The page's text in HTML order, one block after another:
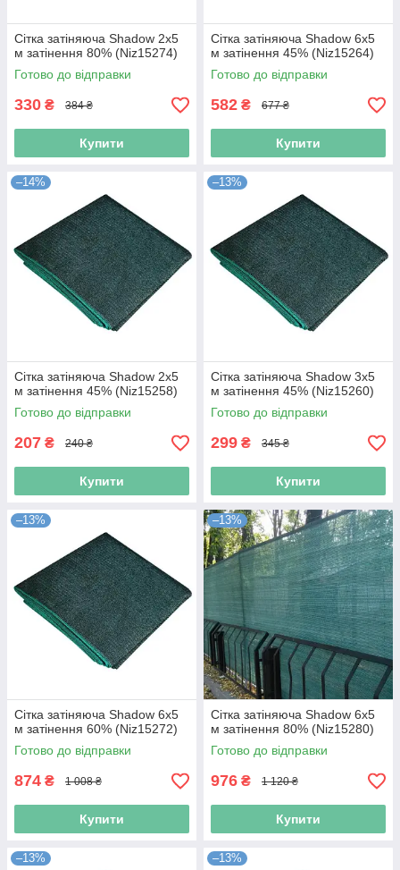
Сітка затіняюча Shadow 2х5
м затінення 80% (Niz15274)
Готово до відправки
330 ₴ 384 ₴
Купити
Сітка затіняюча Shadow 6х5
м затінення 45% (Niz15264)
Готово до відправки
582 ₴ 677 ₴
Купити
–14%
Сітка затіняюча Shadow 2х5
м затінення 45% (Niz15258)
Готово до відправки
207 ₴ 240 ₴
Купити
–13%
Сітка затіняюча Shadow 3х5
м затінення 45% (Niz15260)
Готово до відправки
299 ₴ 345 ₴
Купити
–13%
Сітка затіняюча Shadow 6х5
м затінення 60% (Niz15272)
Готово до відправки
874 ₴ 1 008 ₴
Купити
–13%
Сітка затіняюча Shadow 6х5
м затінення 80% (Niz15280)
Готово до відправки
976 ₴ 1 120 ₴
Купити
–13% –13%